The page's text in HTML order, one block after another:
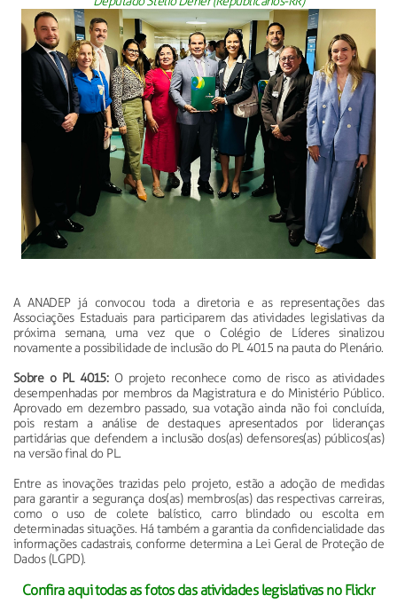
A ANADEP já convocou toda a diretoria e as representações das
Associações Estaduais para participarem das atividades legislativas da
próxima semana, uma vez que o Colégio de Líderes sinalizou
novamente a possibilidade de inclusão do PL 4015 na pauta do Plenário.
Sobre o PL 4015: O projeto reconhece como de risco as atividades
desempenhadas por membros da Magistratura e do Ministério Público.
Aprovado em dezembro passado, sua votação ainda não foi concluída,
pois restam a análise de destaques apresentados por lideranças
partidárias que defendem a inclusão dos(as) defensores(as) públicos(as)
na versão final do PL.
Entre as inovações trazidas pelo projeto, estão a adoção de medidas
para garantir a segurança dos(as) membros(as) das respectivas carreiras,
como o uso de colete balístico, carro blindado ou escolta em
determinadas situações. Há também a garantia da confidencialidade das
informações cadastrais, conforme determina a Lei Geral de Proteção de
Dados (LGPD).
Confira aqui todas as fotos das atividades legislativas no Flickr